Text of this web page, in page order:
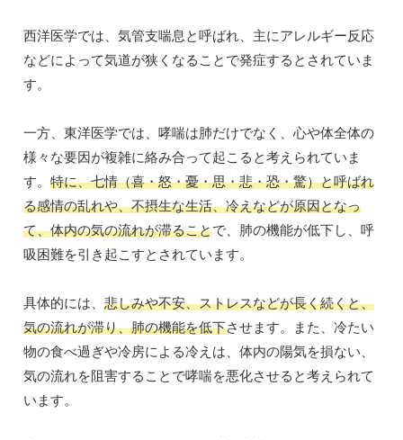
西洋医学では、気管支喘息と呼ばれ、主にアレルギー反応
などによって気道が狭くなることで発症するとされていま
す。
一方、東洋医学では、哮喘は肺だけでなく、心や体全体の
様々な要因が複雑に絡み合って起こると考えられていま
す。 特に、七情（喜・怒・憂・思・悲・恐・驚）と呼ばれ
る感情の乱れや、不摂生な生活、冷えなどが原因となっ
て、体内の気の流れが滞ることで、肺の機能が低下し、呼
吸困難を引き起こすとされています。
具体的には、 悲しみや不安、ストレスなどが長く続くと、
気の流れが滞り、肺の機能を低下させます。また、冷たい
物の食べ過ぎや冷房による冷えは、体内の陽気を損ない、
気の流れを阻害することで哮喘を悪化させると考えられて
います。